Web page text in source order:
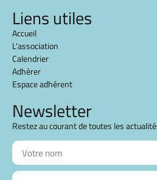
Liens utiles
Accueil
L'association
Calendrier
Adhérer
Espace adhérent
Newsletter
Restez au courant de toutes les